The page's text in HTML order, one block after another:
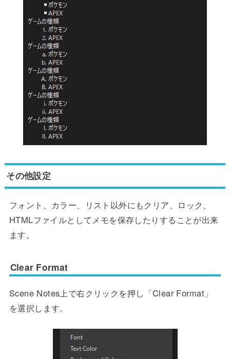
その他設定
フォント、カラー、リスト以外にもクリア、ロック、
HTMLファイルとしてメモを保存したりすることが出来
ます。
Clear Format
Scene Notes上で右クリックを押し「Clear Format」
を選択します。